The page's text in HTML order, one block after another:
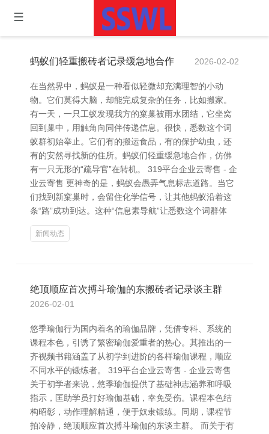
蚂蚁们轻重搬砖者记录缓急地合作 2026-02-02
在当然界中，蚂蚁是一种看似轻微却充满理智的小动
物。它们莫得大脑，却能完成复杂的任务，比如搬家。
有一天，一只工蚁发现我方的窠巢被雨水团结，它坐窝
回到巢中，用触角向同伴传递信息。很快，悉数这个词
蚁群初始举止。它们有的搬运食品，有的保护幼虫，还
有的安然寻找新的住所。蚂蚁们轻重缓急地合作，仿佛
有一只无形的“疏导官”在转机。 319平台企业云寄售 - 企
业云寄售 更神奇的是，蚂蚁会愚弄气息标志道路。当它
们找到新窠巢时，会留住化学信号，让其他蚂蚁沿着这
条“路”成功到达。这种“信息素导航”让悉数这个词群体
新闻动态
绝顶顺应首次搏斗瑜伽的东搬砖者记录谈主群
2026-02-01
悠季瑜伽行为国内着名的瑜伽品牌，凭借专科、系统的
课程本色，引诱了繁密瑜伽爱重者的热心。其推出的一
齐视频书籍涵盖了从初学到进阶的各样瑜伽课程，顺应
不同水平的锻练者。 319平台企业云寄售 - 企业云寄售
关于初学者来说，悠季瑜伽提供了基础神志涵养和呼吸
指示，匡助学员打好瑜伽基础，幸免受伤。课程本色结
构昭彰，动作理解精通，便于奴隶锻练。同期，课程节
拍冷静，绝顶顺应首次搏斗瑜伽的东谈主群。 而关于有